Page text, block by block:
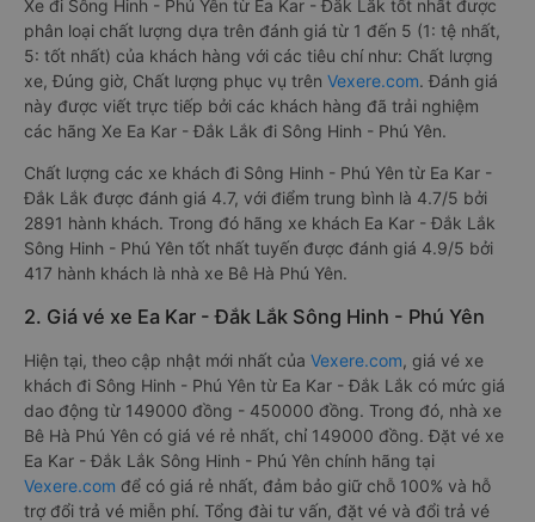
Xe đi Sông Hinh - Phú Yên từ Ea Kar - Đắk Lắk tốt nhất được
phân loại chất lượng dựa trên đánh giá từ 1 đến 5 (1: tệ nhất,
5: tốt nhất) của khách hàng với các tiêu chí như: Chất lượng
xe, Đúng giờ, Chất lượng phục vụ trên Vexere.com. Đánh giá
này được viết trực tiếp bởi các khách hàng đã trải nghiệm
các hãng Xe Ea Kar - Đắk Lắk đi Sông Hinh - Phú Yên.
Chất lượng các xe khách đi Sông Hinh - Phú Yên từ Ea Kar -
Đắk Lắk được đánh giá 4.7, với điểm trung bình là 4.7/5 bởi
2891 hành khách. Trong đó hãng xe khách Ea Kar - Đắk Lắk
Sông Hinh - Phú Yên tốt nhất tuyến được đánh giá 4.9/5 bởi
417 hành khách là nhà xe Bê Hà Phú Yên.
2. Giá vé xe Ea Kar - Đắk Lắk Sông Hinh - Phú Yên
Hiện tại, theo cập nhật mới nhất của Vexere.com, giá vé xe
khách đi Sông Hinh - Phú Yên từ Ea Kar - Đắk Lắk có mức giá
dao động từ 149000 đồng - 450000 đồng. Trong đó, nhà xe
Bê Hà Phú Yên có giá vé rẻ nhất, chỉ 149000 đồng. Đặt vé xe
Ea Kar - Đắk Lắk Sông Hinh - Phú Yên chính hãng tại
Vexere.com để có giá rẻ nhất, đảm bảo giữ chỗ 100% và hỗ
trợ đổi trả vé miễn phí. Tổng đài tư vấn, đặt vé và đổi trả vé